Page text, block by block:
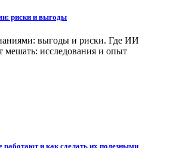
риски и выгоды
выгоды и риски. Где ИИ
мешать: исследования и опыт
работают и как сделать их полезными